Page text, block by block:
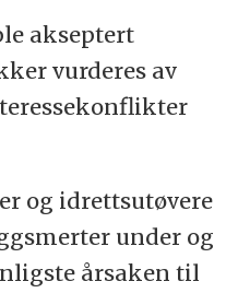
akseptert
vurderes av
og idrettsutøvere
under og
årsaken til